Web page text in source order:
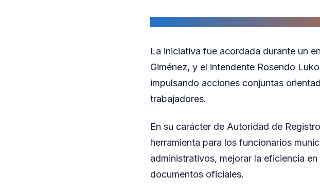
La iniciativa fue acordada durante un
Giménez, y el intendente Rosendo
impulsando acciones conjuntas
trabajadores.
En su carácter de Autoridad de
herramienta para los funcionarios
administrativos, mejorar la eficiencia
documentos oficiales.